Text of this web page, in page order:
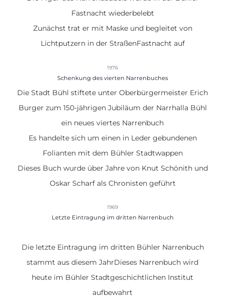
Fastnacht wiederbelebt
Zunächst trat er mit Maske und begleitet von
Lichtputzern in der StraßenFastnacht auf
1976
Schenkung des vierten Narrenbuches
Die Stadt Bühl stiftete unter Oberbürgermeister Erich
Burger zum 150-jährigen Jubiläum der Narrhalla Bühl
ein neues viertes Narrenbuch
Es handelte sich um einen in Leder gebundenen
Folianten mit dem Bühler Stadtwappen
Dieses Buch wurde über Jahre von Knut Schönith und
Oskar Scharf als Chronisten geführt
1969
Letzte Eintragung im dritten Narrenbuch
Die letzte Eintragung im dritten Bühler Narrenbuch
stammt aus diesem JahrDieses Narrenbuch wird
heute im Bühler Stadtgeschichtlichen Institut
aufbewahrt